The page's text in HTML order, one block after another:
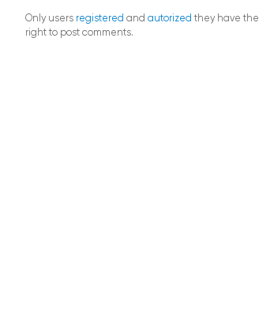
Only users registered and autorized they have the
right to post comments.